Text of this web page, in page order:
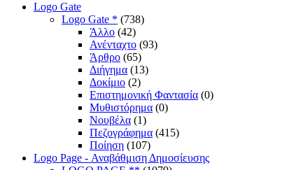
Logo Gate
Logo Gate * (738)
Άλλο (42)
Ανένταχτο (93)
Άρθρο (65)
Διήγημα (13)
Δοκίμιο (2)
Επιστημονική Φαντασία (0)
Μυθιστόρημα (0)
Νουβέλα (1)
Πεζογράφημα (415)
Ποίηση (107)
Logo Page - Αναβάθμιση Δημοσίευσης